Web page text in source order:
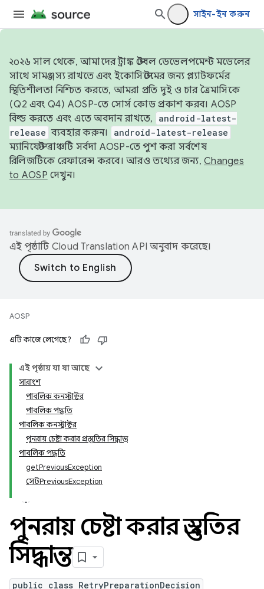
সাইন-ইন করুন
২০২৬ সাল থেকে, আমাদের ট্রাঙ্ক স্টেবল ডেভেলপমেন্ট মডেলের
সাথে সামঞ্জস্য রাখতে এবং ইকোসিস্টেমের জন্য প্ল্যাটফর্মের
স্থিতিশীলতা নিশ্চিত করতে, আমরা প্রতি দুই ও চার ত্রৈমাসিকে
(Q2 এবং Q4) AOSP-তে সোর্স কোড প্রকাশ করব। AOSP
বিল্ড করতে এবং এতে অবদান রাখতে,
android-latest-
release ব্যবহার করুন। android-latest-release
ম্যানিফেস্ট ব্রাঞ্চটি সর্বদা AOSP-তে পুশ করা সর্বশেষ
রিলিজটিকে রেফারেন্স করবে। আরও তথ্যের জন্য, Changes
to AOSP দেখুন।
এই পৃষ্ঠাটি Cloud Translation API অনুবাদ করেছে।
AOSP
এটি কাজে লেগেছে?
এই পৃষ্ঠায় যা যা আছে
সারাংশ
পাবলিক কনস্ট্রাক্টর
পাবলিক পদ্ধতি
পাবলিক কনস্ট্রাক্টর
পুনরায় চেষ্টা করার প্রস্তুতির সিদ্ধান্ত
পাবলিক পদ্ধতি
getPreviousException
সেটPreviousException
পুনরায় চেষ্টা করার প্রস্তুতির
সিদ্ধান্ত
public class RetryPreparationDecision